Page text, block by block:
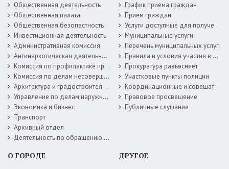
Общественная деятельность
Общественная палата
Общественная безопастность
Инвестиционная деятельность
Административная комиссия
Антинаркотическая деятельность
Комиссия по профилактике правонарушений
Комиссия по делам несовершеннолетних
Архитектура и градостроительство
Управление по делам наружной рекламы
Экономика и бизнес
Транспорт
Архивный отдел
Деятельность по обращению с животными без владельцев
График приема граждан
Прием граждан
Услуги доступные для получения в электронной форме
Муниципальные услуги
Перечень муниципальных услуг
Правила и условия участия в жилищных программах
Прокуратура разъясняет
Участковые пункты полиции
Координационные и совещательные органы
Правовое просвещение
Публичные слушания
О ГОРОДЕ ДРУГОЕ